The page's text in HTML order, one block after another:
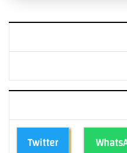
Twitter